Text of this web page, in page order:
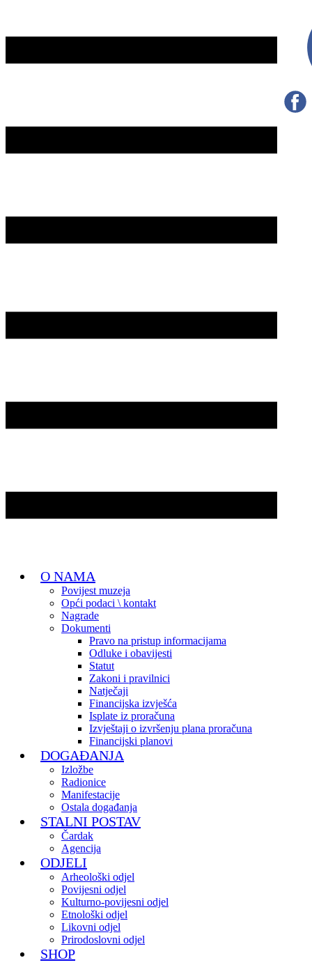
O NAMA
Povijest muzeja
Opći podaci \ kontakt
Nagrade
Dokumenti
Pravo na pristup informacijama
Odluke i obavijesti
Statut
Zakoni i pravilnici
Natječaji
Financijska izvješća
Isplate iz proračuna
Izvještaji o izvršenju plana proračuna
Financijski planovi
DOGAĐANJA
Izložbe
Radionice
Manifestacije
Ostala događanja
STALNI POSTAV
Čardak
Agencija
ODJELI
Arheološki odjel
Povijesni odjel
Kulturno-povijesni odjel
Etnološki odjel
Likovni odjel
Prirodoslovni odjel
SHOP